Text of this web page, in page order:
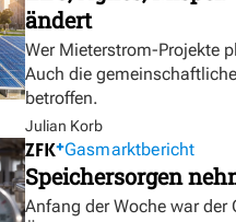
ändert
Wer Mieterstrom-Projekte
Auch die
betroffen.
Julian Korb
Gasmarktbericht
Speichersorgen
Anfang der Woche war